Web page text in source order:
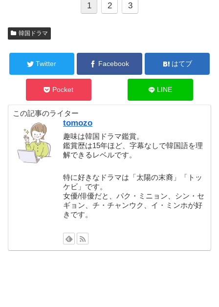
1 2 3
韓国ドラマ
Twitter Facebook はてブ
Pocket LINE
この記事のライター
tomozo
趣味は韓国ドラマ鑑賞。
鑑賞歴は15年ほど、字幕なしで韓国語を理
解できるレベルです。
特に好きなドラマは「太陽の末裔」「トッ
ケビ」です。
女優/俳優だと、パク・ミニョン、シン・セ
ギョン、チ・チャンウク、イ・ミンホが好
きです。